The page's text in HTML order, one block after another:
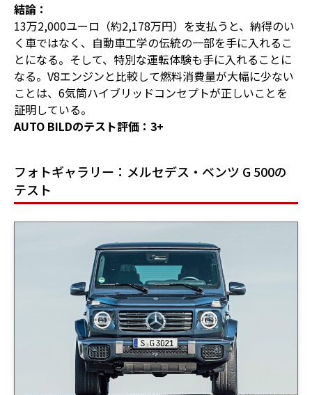
結論：
13万2,000ユーロ（約2,178万円）を支払うと、納得のい
く車ではなく、自動車工学の伝統の一部を手に入れるこ
とになる。そして、特別な運転体験も手に入れることに
なる。V8エンジンと比較して燃料消費量が大幅に少ない
ことは、6気筒ハイブリッドコンセプトが正しいことを
証明している。
AUTO BILDのテスト評価：3+
フォトギャラリー：メルセデス・ベンツ G 500の
テスト